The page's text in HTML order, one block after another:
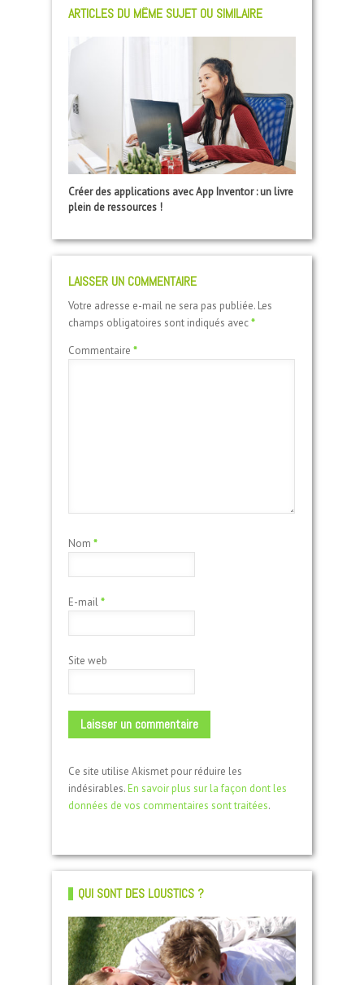
ARTICLES DU MÊME SUJET OU SIMILAIRE
Créer des applications avec App Inventor : un livre
plein de ressources !
LAISSER UN COMMENTAIRE
Votre adresse e-mail ne sera pas publiée. Les
champs obligatoires sont indiqués avec*
Commentaire *
Nom *
E-mail*
Site web
Ce site utilise Akismet pour réduire les
indésirables.En savoir plus sur la façon dont les
données de vos commentaires sont traitées.
QUI SONT DES LOUSTICS ?